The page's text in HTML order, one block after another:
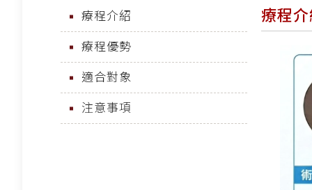
療程介紹
療程優勢
適合對象
注意事項
療程